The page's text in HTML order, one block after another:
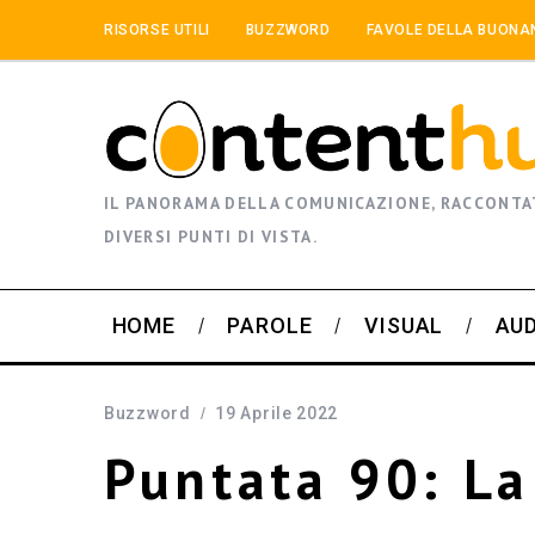
RISORSE UTILI BUZZWORD FAVOLE DELLA
IL PANORAMA DELLA COMUNICAZIONE,
DIVERSI PUNTI DI VISTA.
HOME PAROLE VISUAL
Buzzword 19 Aprile 2022
Puntata 90: